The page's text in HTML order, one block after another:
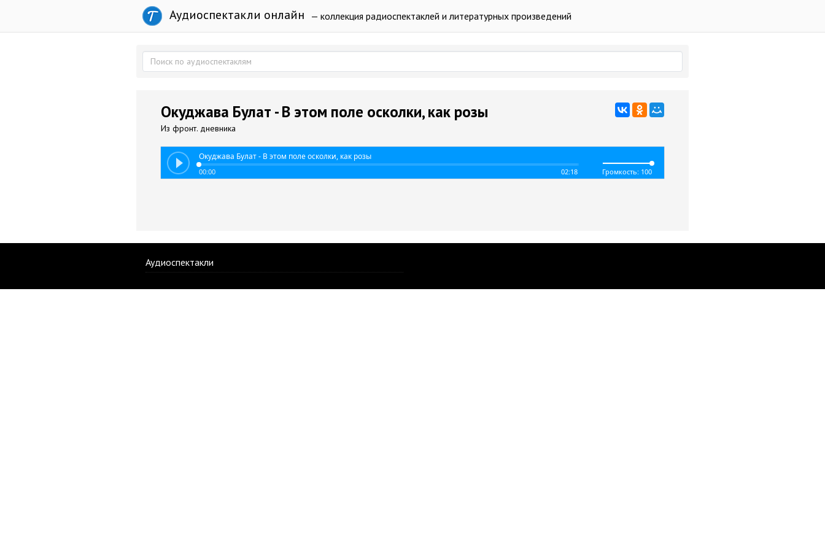
Аудиоспектакли онлайн — коллекция радиоспектаклей и литературных произведений
Окуджава Булат - В этом поле осколки, как розы
Из фронт. дневника
Окуджава Булат - В этом поле осколки, как розы
00:00 02:18 Громкость: 100
Аудиоспектакли